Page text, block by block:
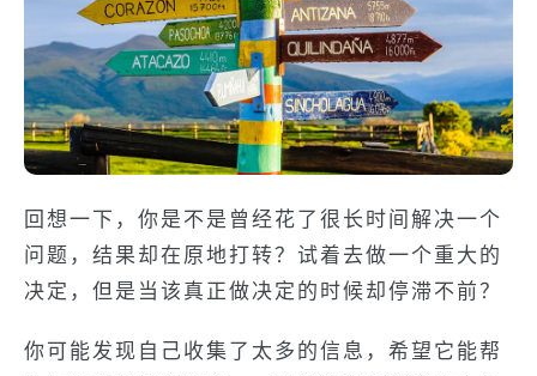
回想一下，你是不是曾经花了很长时间解决一个
问题，结果却在原地打转？试着去做一个重大的
决定，但是当该真正做决定的时候却停滞不前？
你可能发现自己收集了太多的信息，希望它能帮